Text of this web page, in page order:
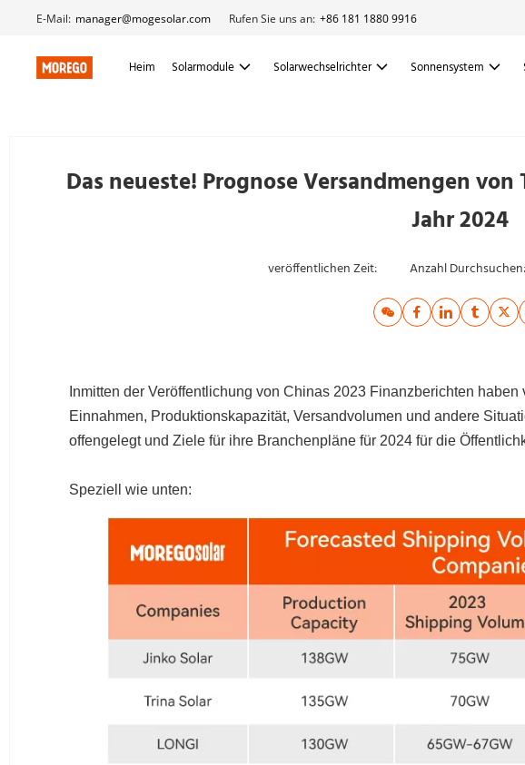
E-Mail: manager@mogesolar.com Rufen Sie uns an: +86 181 1880 9916
Heim Solarmodule Solarwechselrichter Sonnensystem
Das neueste! Prognose Versandmengen
Jahr 2024
veröffentlichen Zeit: Anzahl Durchsuchen:
Inmitten der Veröffentlichung von Chinas 2023 Finanzberichten
Einnahmen, Produktionskapazität, Versandvolumen und andere
offengelegt und Ziele für ihre Branchenpläne für 2024 für die
Speziell wie unten: